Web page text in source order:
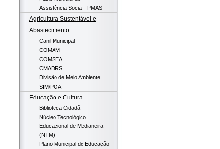
Assistência Social - PMAS
Agricultura Sustentável e
Abastecimento
Canil Municipal
COMAM
COMSEA
CMADRS
Divisão de Meio Ambiente
SIM/POA
Educação e Cultura
Biblioteca Cidadã
Núcleo Tecnológico
Educacional de Medianeira
(NTM)
Plano Municipal de Educação